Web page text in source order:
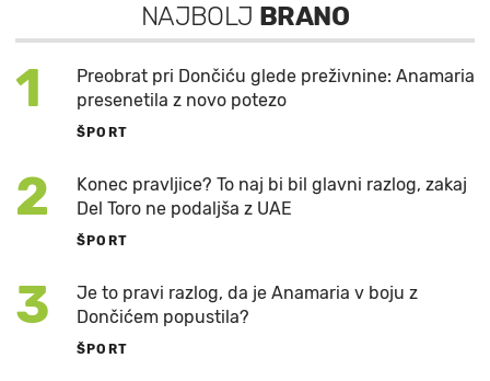
NAJBOLJ BRANO
1
Preobrat pri Dončiću glede preživnine: Anamaria
presenetila z novo potezo
ŠPORT
2
Konec pravljice? To naj bi bil glavni razlog, zakaj
Del Toro ne podaljša z UAE
ŠPORT
3
Je to pravi razlog, da je Anamaria v boju z
Dončićem popustila?
ŠPORT